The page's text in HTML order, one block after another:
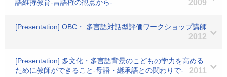
語維持教育-言語権の観点から-
2009
[Presentation] OBC・ 多言語対話型評価ワークショップ講師
2012
[Presentation] 多文化・多言語背景のこどもの学力を高める
ために教師ができること-母語・継承語との関わりで-
2011